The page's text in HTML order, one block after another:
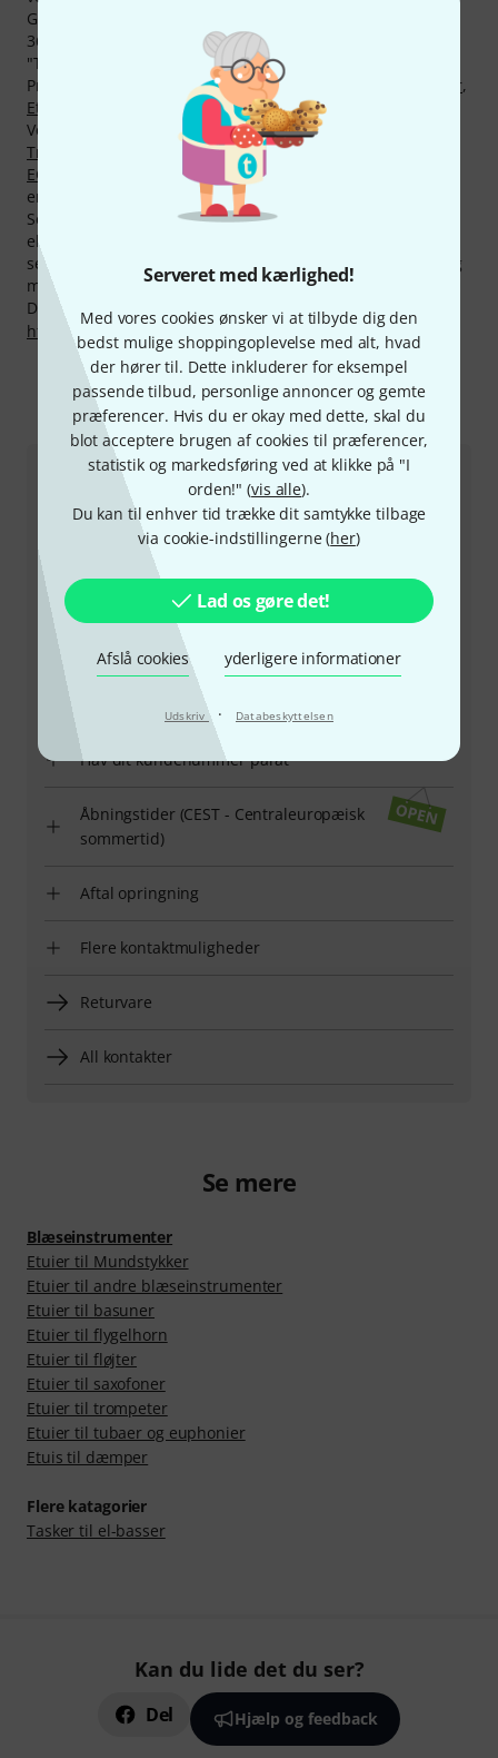
Serveret med kærlighed!
Med vores cookies ønsker vi at tilbyde dig den
bedst mulige shoppingoplevelse med alt, hvad
der hører til. Dette inkluderer for eksempel
passende tilbud, personlige annoncer og gemte
præferencer. Hvis du er okay med dette, skal du
blot acceptere brugen af cookies til præferencer,
statistik og markedsføring ved at klikke på "I
orden!" (vis alle).
Du kan til enhver tid trække dit samtykke tilbage
via cookie-indstillingerne (her)
Lad os gøre det!
Afslå cookies yderligere informationer
Udskriv · Databeskyttelsen
Gard - herunder 1532 billeder af produktet, 54 forskellige
360° syn på billeder og 823 vurderinger fra vores kunder.
"Topseller" fra Gard er i øjeblikket under
Produktkategorien
Etuier til flygelhorn Etuier til trompeter,
Etuier til basuner
Etuier til Mundstykker
Vores favorit "Topseller" hedderGard 9-ECSK Elite Gigbag
Trpt/ Flgh
. Det total hotteste Produkt fra Gard er
ECSK Elite Gigbag 3 Trumpets. Dette produkt blev mere
end 1.000 gange købt hos os.
Selvfølgelig har vi også på produkter fra Gard vores
eksklusive 30-dages-penge garanti, 3 års garanti og ekstra
service som vores kompetente fagfolk, reperaturservice og
meget mere.
Du kan finde flere oplysninger om producenten på
http://www.gardbags.com
Sådan kontakter du os
Kundeservice Danmark
Vores kundeservice står klar til at hjælpe, hvis du har
spørgsmål eller problemer efter dit køb.
Hav dit kundenummer parat
Åbningstider (CEST - Centraleuropæisk
sommertid)
Aftal opringning
Flere kontaktmuligheder
Returvare
All kontakter
Se mere
Blæseinstrumenter
Etuier til Mundstykker
Etuier til andre blæseinstrumenter
Etuier til basuner
Etuier til flygelhorn
Etuier til fløjter
Etuier til saxofoner
Etuier til trompeter
Etuier til tubaer og euphonier
Etuis til dæmper
Flere katagorier
Tasker til el-basser
Kan du lide det du ser?
Del Hjælp og feedback